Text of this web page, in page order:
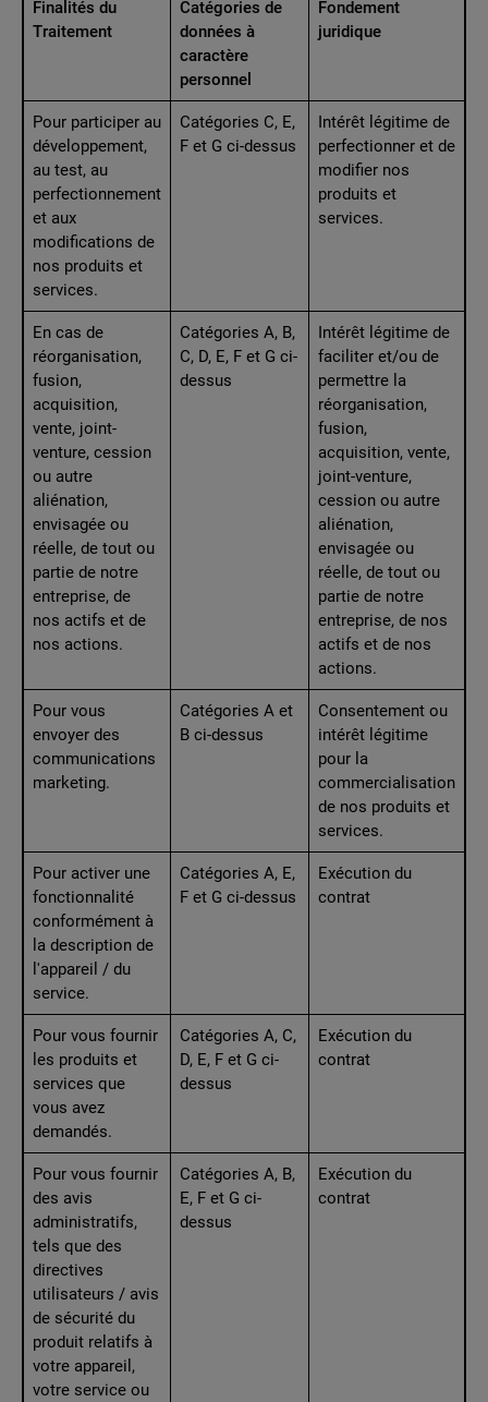
Finalités du
Traitement
Catégories de
données à
caractère
personnel
Fondement
juridique
Pour participer au
développement,
au test, au
perfectionnement
et aux
modifications de
nos produits et
services.
Catégories C, E,
F et G ci-dessus
Intérêt légitime de
perfectionner et de
modifier nos
produits et
services.
En cas de
réorganisation,
fusion,
acquisition,
vente, joint-
venture, cession
ou autre
aliénation,
envisagée ou
réelle, de tout ou
partie de notre
entreprise, de
nos actifs et de
nos actions.
Catégories A, B,
C, D, E, F et G ci-
dessus
Intérêt légitime de
faciliter et/ou de
permettre la
réorganisation,
fusion,
acquisition, vente,
joint-venture,
cession ou autre
aliénation,
envisagée ou
réelle, de tout ou
partie de notre
entreprise, de nos
actifs et de nos
actions.
Pour vous
envoyer des
communications
marketing.
Catégories A et
B ci-dessus
Consentement ou
intérêt légitime
pour la
commercialisation
de nos produits et
services.
Pour activer une
fonctionnalité
conformément à
la description de
l'appareil / du
service.
Catégories A, E,
F et G ci-dessus
Exécution du
contrat
Pour vous fournir
les produits et
services que
vous avez
demandés.
Catégories A, C,
D, E, F et G ci-
dessus
Exécution du
contrat
Pour vous fournir
des avis
administratifs,
tels que des
directives
utilisateurs / avis
de sécurité du
produit relatifs à
votre appareil,
votre service ou
Catégories A, B,
E, F et G ci-
dessus
Exécution du
contrat